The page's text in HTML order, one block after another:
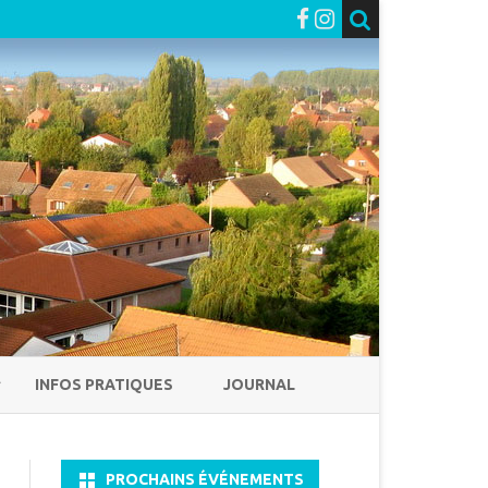
INFOS PRATIQUES JOURNAL
PROCHAINS ÉVÉNEMENTS